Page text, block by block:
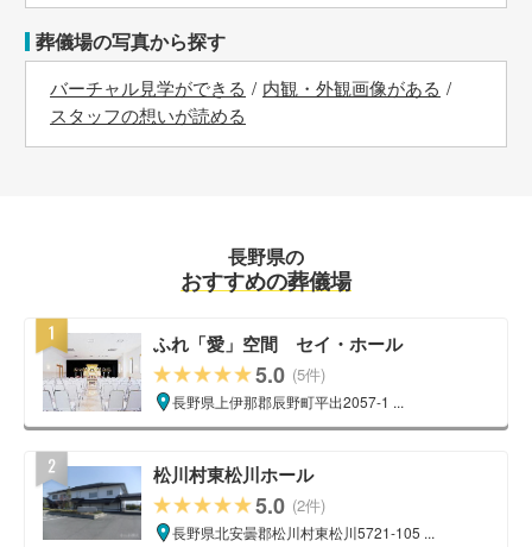
葬儀場の写真から探す
バーチャル見学ができる
内観・外観画像がある
スタッフの想いが読める
長野県の
おすすめの葬儀場
ふれ「愛」空間 セイ・ホール
5.0 (5件)
長野県上伊那郡辰野町平出2057-1 ...
松川村東松川ホール
5.0 (2件)
長野県北安曇郡松川村東松川5721-105 ...